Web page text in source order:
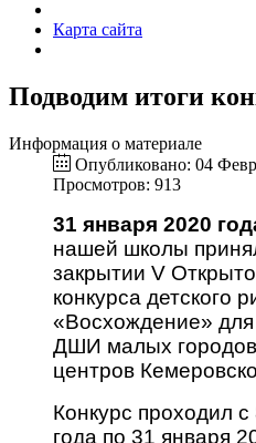
Карта сайта
Подводим итоги
Информация о материале
Опубликовано: 04
Просмотров: 913
31 января 2020
нашей школы
закрытии V
конкурса детского
«Восхождение»
ДШИ малых
центров
Конкурс проходил
года по 31 января